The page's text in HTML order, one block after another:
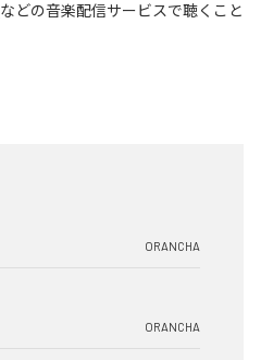
などの音楽配信サービスで聴くこと
ORANCHA
ORANCHA